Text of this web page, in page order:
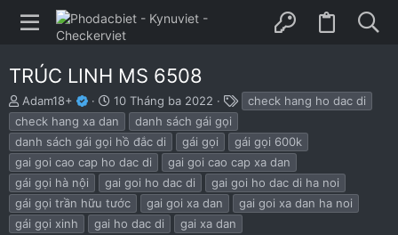
TRÚC LINH MS 6508
B
ắ
t
đ
ầ
u
Adam18+
N
g
à
y
b
ắ
t
đ
ầ
10 Tháng ba 2022
h
ẻ
check hang ho dac di
check hang xa dan
danh sách gái gọi
danh sách gái gọi hồ đắc di
gái gọi
gái gọi 600k
gai goi cao cap ho dac di
gai goi cao cap xa dan
gái gọi hà nội
gai goi ho dac di
gai goi ho dac di ha noi
gái gọi trần hữu tước
gai goi xa dan
gai goi xa dan ha noi
gái gọi xinh
gai ho dac di
gai xa dan